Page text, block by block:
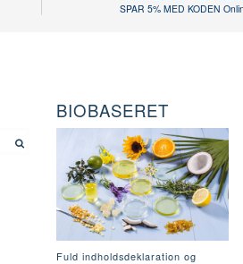
SPAR 5% MED KODEN
BIOBASERET
Fuld indholdsdeklaration og